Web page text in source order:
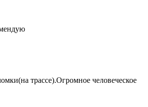
трассе).Огромное человеческое